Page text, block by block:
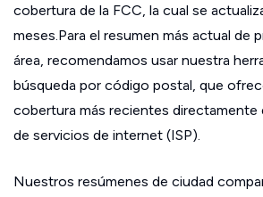
cobertura de la FCC, la cual se
meses.Para el resumen más actual de
área, recomendamos usar nuestra
búsqueda por código postal, que
cobertura más recientes directamente
de servicios de internet (ISP).
Nuestros resúmenes de ciudad